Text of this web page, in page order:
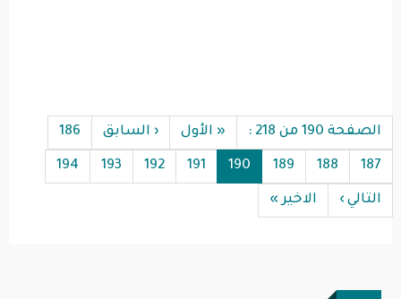
Pagination
الصفحة 190 من 218 : « الأول ‹ السابق 186
187
188
189
190
191
192
193
194
التالي › الاخير »